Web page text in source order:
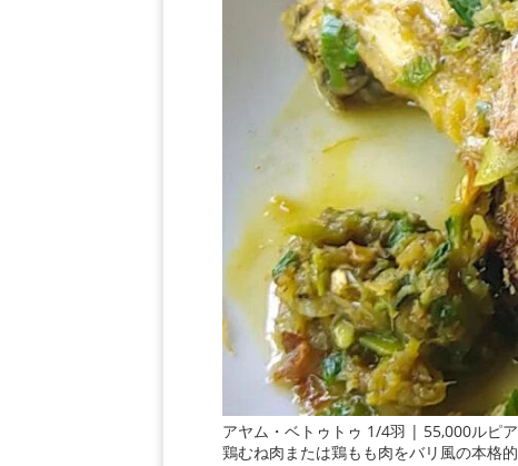
アヤム・ベトゥトゥ 1/4羽 | 55,000ルピア
鶏むね肉または鶏もも肉をバリ風の本格